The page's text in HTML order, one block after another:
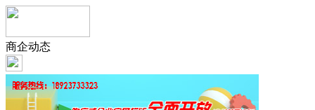
商企动态